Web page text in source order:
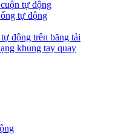
tự động
tự động
động trên băng tải
khung tay quay